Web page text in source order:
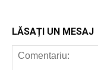
LĂSAȚI UN MESAJ